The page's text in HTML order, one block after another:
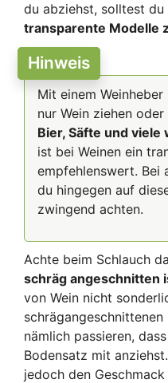
du abziehst, solltest du
transparente Modelle
Hinweis
Mit einem
nur Wein ziehen
Bier, Säfte und
ist bei Weinen ein
empfehlenswert. Bei
du hingegen auf
zwingend achten.
Achte beim Schlauch
schräg angeschnitten
von Wein nicht
nämlich passieren,
Bodensatz mit
jedoch den Geschmack